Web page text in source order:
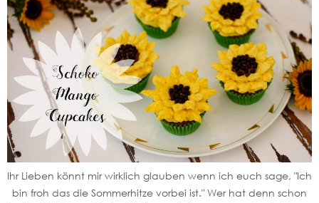
Ihr Lieben könnt mir wirklich glauben wenn ich euch sage, "Ich
bin froh das die Sommerhitze vorbei ist." Wer hat denn schon